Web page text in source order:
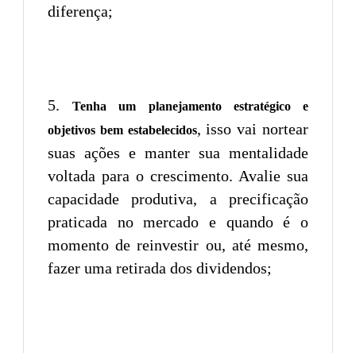
diferença;
Tenha um planejamento estratégico e
objetivos bem estabelecidos, isso vai nortear
suas ações e manter sua mentalidade
voltada para o crescimento. Avalie sua
capacidade produtiva, a precificação
praticada no mercado e quando é o
momento de reinvestir ou, até mesmo,
fazer uma retirada dos dividendos;